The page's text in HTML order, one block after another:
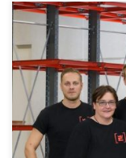
Mit neuem B2B
tritt die Raecks
heraus. Neben vielen
Die Regalmacher“
ungewöhnlich für
Leidenschaft und